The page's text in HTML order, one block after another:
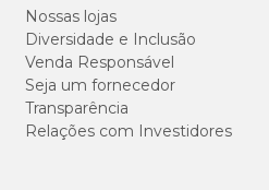
Nossas lojas
Diversidade e Inclusão
Venda Responsável
Seja um fornecedor
Transparência
Relações com Investidores